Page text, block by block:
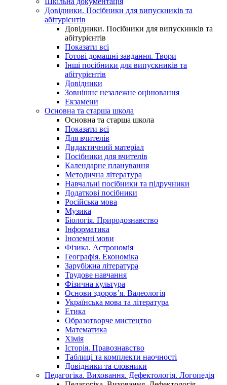
Довідники. Посібники для випускників та
абітурієнтів
Довідники. Посібники для випускників та
абітурієнтів
Показати всі
Готові домашні завдання. Твори
Інші посібники для випускників та
абітурієнтів
Довідники
Зовнішнє незалежне оцінювання
Екзамени
Основна та старша школа
Основна та старша школа
Показати всі
Для вчителів
Дидактичний матеріал
Посібники для вчителів
Календарне планування
Методична література
Навчальні посібники та підручники
Додаткові посібники
Російська мова
Музика
Біологія. Природознавство
Інформатика
Іноземні мови
Фізика. Астрономія
Географія. Економіка
Зарубіжна література
Трудове навчання
Фізична культура
Основи здоров’я. Валеологія
Українська мова та література
Етика
Образотворче мистецтво
Математика
Хімія
Історія. Правознавство
Таблиці та комплекти наочності
Довідники та словники
Педагогіка. Виховання. Дефектологія. Логопедія